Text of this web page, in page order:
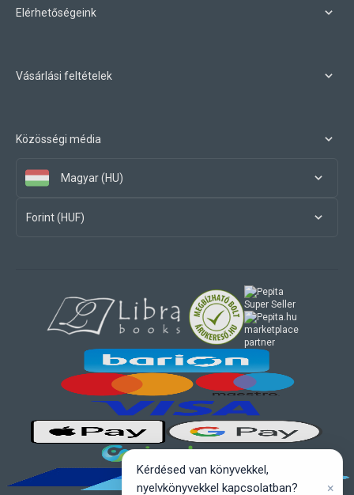
Elérhetőségeink
Vásárlási feltételek
Közösségi média
Magyar (HU)
Forint (HUF)
marketplace
partner
Kérdésed van könyvekkel,
nyelvkönyvekkel kapcsolatban?
×